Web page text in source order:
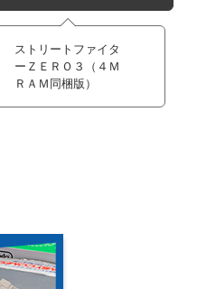
ストリートファイタ
ーＺＥＲＯ３（４Ｍ
ＲＡＭ同梱版）